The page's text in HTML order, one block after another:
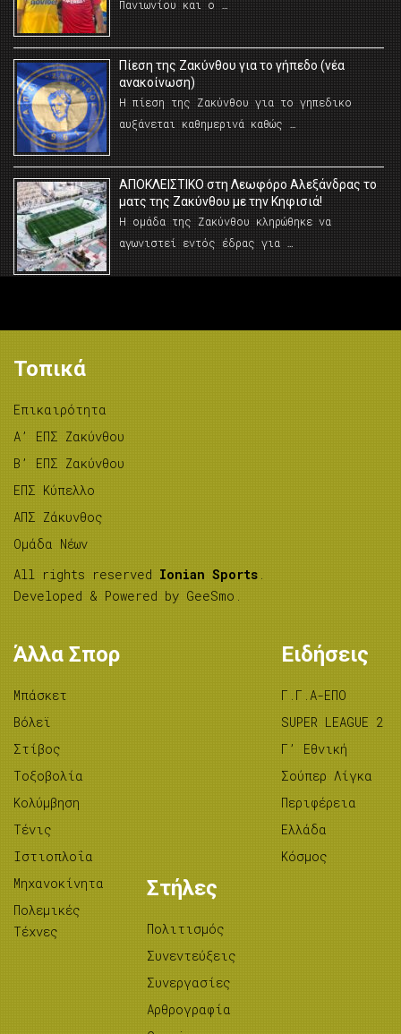
Πανιωνίου και ο …
Πίεση της Ζακύνθου για το γήπεδο (νέα
ανακοίνωση)
Η πίεση της Ζακύνθου για το γηπεδικο
αυξάνεται καθημερινά καθώς …
AΠΟΚΛΕΙΣΤΙΚΟ στη Λεωφόρο Αλεξάνδρας το
ματς της Ζακύνθου με την Κηφισιά!
Η ομάδα της Ζακύνθου κληρώθηκε να
αγωνιστεί εντός έδρας για …
Τοπικά
Επικαιρότητα
A’ ΕΠΣ Ζακύνθου
B’ ΕΠΣ Ζακύνθου
ΕΠΣ Κύπελλο
ΑΠΣ Ζάκυνθος
Ομάδα Νέων
All rights reserved Ionian Sports .
Developed & Powered by GeeSmo .
Άλλα Σπορ
Μπάσκετ
Βόλεϊ
Στίβος
Tοξοβολία
Κολύμβηση
Τένις
Ιστιοπλοΐα
Μηχανοκίνητα
Πολεμικές
Τέχνες
Ειδήσεις
Γ.Γ.Α-ΕΠΟ
SUPER LEAGUE 2
Γ’ Εθνική
Σούπερ Λίγκα
Περιφέρεια
Ελλάδα
Κόσμος
Στήλες
Πολιτισμός
Συνεντεύξεις
Συνεργασίες
Αρθρογραφία